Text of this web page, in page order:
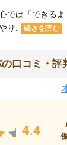
では「できるよ
り...
続きを読む
口コミ・評
4.4